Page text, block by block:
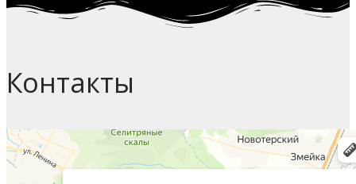
Контакты